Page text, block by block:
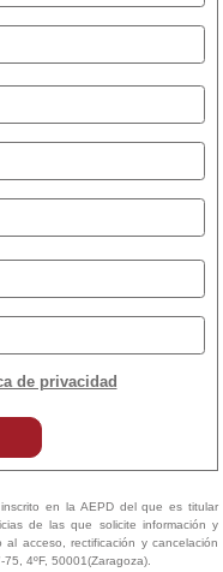
de privacidad
en la AEPD del que es titular
de las que solicite información y
acceso, rectificación y cancelación
4ºF, 50001(Zaragoza).